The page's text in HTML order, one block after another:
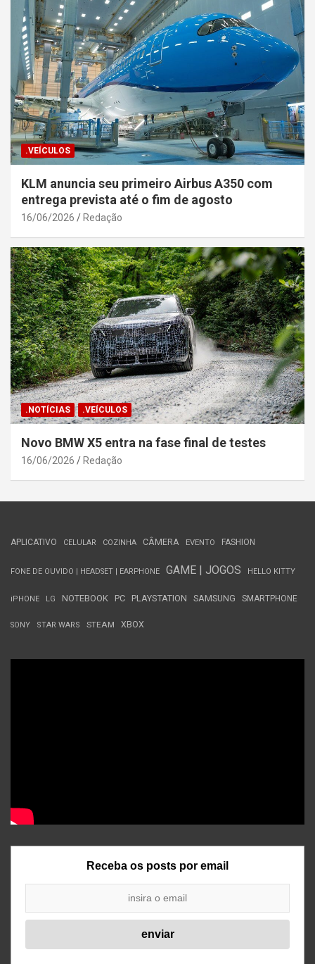
.VEÍCULOS
KLM anuncia seu primeiro Airbus A350 com
entrega prevista até o fim de agosto
16/06/2026 Redação
.NOTÍCIAS .VEÍCULOS
Novo BMW X5 entra na fase final de testes
16/06/2026 Redação
APLICATIVO CELULAR COZINHA CÂMERA EVENTO FASHION
FONE DE OUVIDO | HEADSET | EARPHONE GAME | JOGOS HELLO KITTY
iPHONE LG NOTEBOOK PC PLAYSTATION SAMSUNG SMARTPHONE
SONY STAR WARS STEAM XBOX
Receba os posts por email